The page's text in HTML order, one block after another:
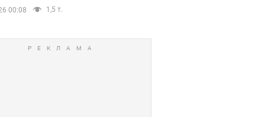
00:08 1,5 т.